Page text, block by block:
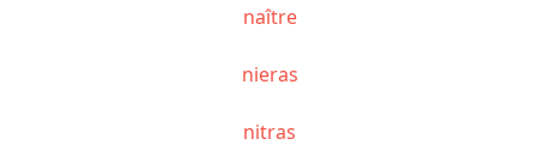
naître
nieras
nitras